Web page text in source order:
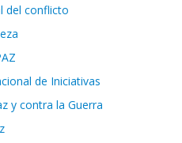
del conflicto
de Iniciativas
y contra la Guerra